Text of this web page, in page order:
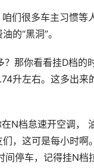
们很多车主习惯等
的“黑洞”。
？那你看看挂D档的
升左右。这多出来
N档怠速开空调，
，这可是每小时啊。
间停车，记得挂N档